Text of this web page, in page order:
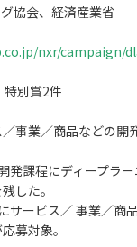
協会、経済産業省
nxr/campaign/
別賞2件
事業／商品などの開
発課程にディープラ
した。
サービス／ 事業／商
募対象。